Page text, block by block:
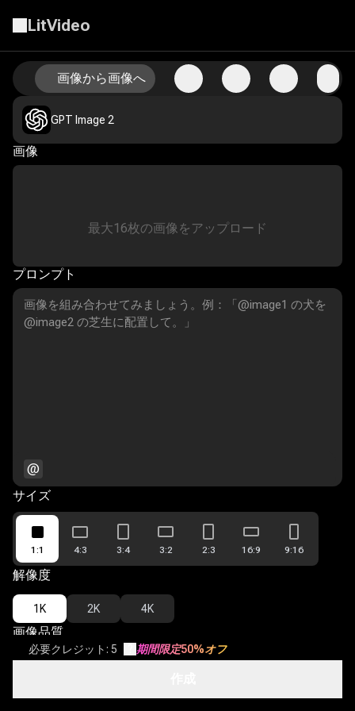
LitVideo
画像から画像へ
画像から画像へのAIでビジュアルを再構築
GPT Image 2
画像
最大16枚の画像をアップロード
プロンプト
@
サイズ
1:1 4:3 3:4 3:2 2:3 16:9 9:16
解像度
1K 2K 4K
画像品質
必要クレジット: 5 期間限定50%オフ